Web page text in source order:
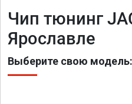
Чип тюнинг
Ярославле
Выберите свою модель: